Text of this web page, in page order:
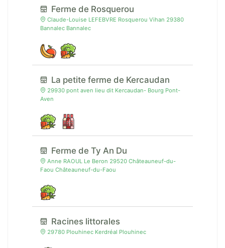
Ferme de Rosquerou
Claude-Louise LEFEBVRE Rosquerou Vihan 29380
Bannalec Bannalec
La petite ferme de Kercaudan
29930 pont aven lieu dit Kercaudan- Bourg Pont-
Aven
Ferme de Ty An Du
Anne RAOUL Le Beron 29520 Châteauneuf-du-
Faou Châteauneuf-du-Faou
Racines littorales
29780 Plouhinec Kerdréal Plouhinec